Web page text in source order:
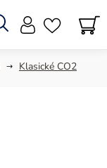
Hľadať
Klasické CO2